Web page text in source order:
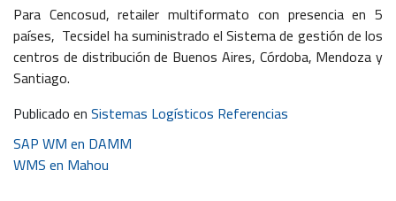
Para Cencosud, retailer multiformato con presencia en 5
países, Tecsidel ha suministrado el Sistema de gestión de los
centros de distribución de Buenos Aires, Córdoba, Mendoza y
Santiago.
Publicado enSistemas Logísticos Referencias
Navegación
de
SAP WM en DAMM
WMS en Mahou